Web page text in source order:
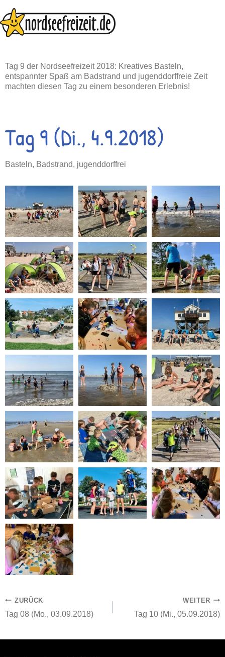
Inhalt
springen
Tag 9 der Nordseefreizeit 2018: Kreatives Basteln,
entspannter Spaß am Badstrand und jugenddorffreie Zeit
machten diesen Tag zu einem besonderen Erlebnis!
Tag 9 (Di., 4.9.2018)
Basteln, Badstrand, jugenddorffrei
Beitragsnavigation
ZURÜCK
Tag 08 (Mo., 03.09.2018)
WEITER
Tag 10 (Mi., 05.09.2018)